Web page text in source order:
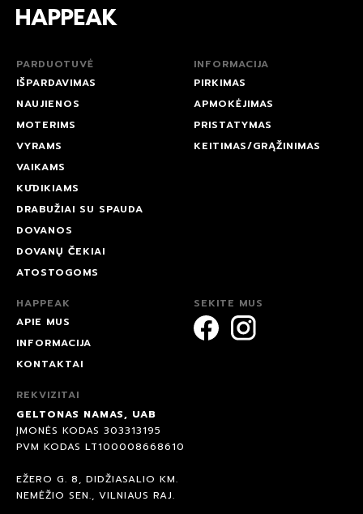
PARDUOTUVĖ
IŠPARDAVIMAS
NAUJIENOS
MOTERIMS
VYRAMS
VAIKAMS
KŪDIKIAMS
DRABUŽIAI SU SPAUDA
DOVANOS
DOVANŲ ČEKIAI
ATOSTOGOMS
INFORMACIJA
PIRKIMAS
APMOKĖJIMAS
PRISTATYMAS
KEITIMAS/GRĄŽINIMAS
HAPPEAK
APIE MUS
INFORMACIJA
KONTAKTAI
SEKITE MUS
REKVIZITAI
GELTONAS NAMAS, UAB
ĮMONĖS KODAS 303313195
PVM KODAS LT100008668610
EŽERO G. 8, DIDŽIASALIO KM.
NEMĖŽIO SEN., VILNIAUS RAJ.